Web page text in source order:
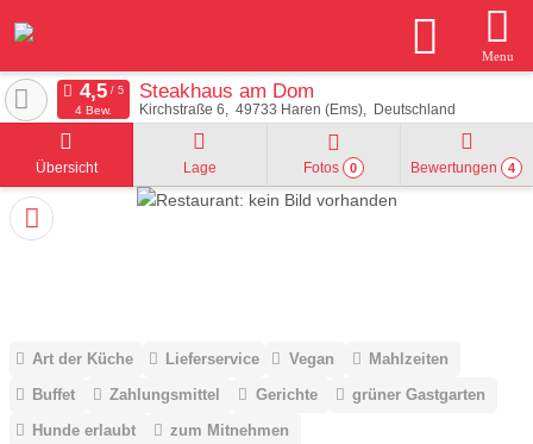
Menu
Steakhaus am Dom
Kirchstraße 6 49733 Haren (Ems) Deutschland
4 Bew.
Übersicht Lage Fotos 0 Bewertungen 4
Art der Küche Lieferservice Vegan
Mahlzeiten
Buffet
Zahlungsmittel Gerichte
grüner Gastgarten
Hunde erlaubt
zum Mitnehmen